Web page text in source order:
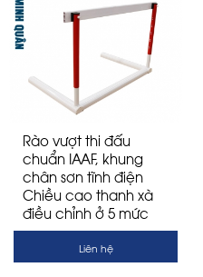
Rào vượt thi đấu
chuẩn IAAF, khung
chân sơn tĩnh điện
Chiều cao thanh xà
điều chỉnh ở 5 mức
Liên hệ